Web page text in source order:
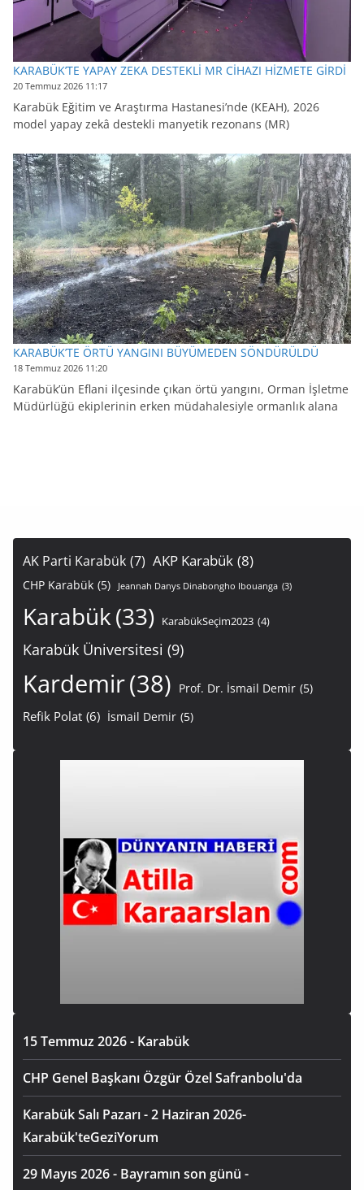
KARABÜK’TE YAPAY ZEKA DESTEKLİ MR CİHAZI HİZMETE GİRDİ
20 Temmuz 2026 11:17
Karabük Eğitim ve Araştırma Hastanesi’nde (KEAH), 2026
model yapay zekâ destekli manyetik rezonans (MR)
KARABÜK’TE ÖRTÜ YANGINI BÜYÜMEDEN SÖNDÜRÜLDÜ
18 Temmuz 2026 11:20
Karabük’ün Eflani ilçesinde çıkan örtü yangını, Orman İşletme
Müdürlüğü ekiplerinin erken müdahalesiyle ormanlık alana
AK Parti Karabük (7) AKP Karabük (8)
CHP Karabük (5) Jeannah Danys Dinabongho Ibouanga (3)
Karabük(33) KarabükSeçim2023 (4)
Karabük Üniversitesi (9)
Kardemir(38) Prof. Dr. İsmail Demir (5)
Refik Polat (6) İsmail Demir (5)
15 Temmuz 2026 - Karabük
CHP Genel Başkanı Özgür Özel Safranbolu'da
Karabük Salı Pazarı - 2 Haziran 2026-
Karabük'teGeziYorum
29 Mayıs 2026 - Bayramın son günü -